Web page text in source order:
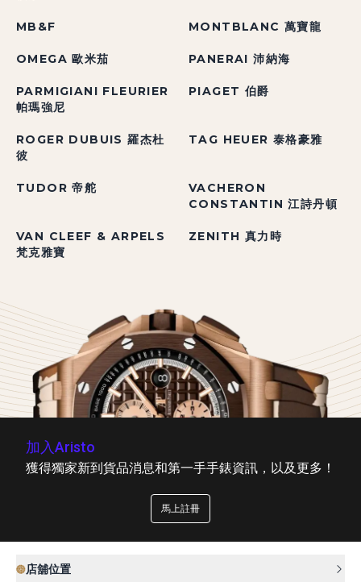
MB&F MONTBLANC 萬寶龍
OMEGA 歐米茄 PANERAI 沛納海
PARMIGIANI FLEURIER
帕瑪強尼
PIAGET 伯爵
ROGER DUBUIS 羅杰杜
彼
TAG HEUER 泰格豪雅
TUDOR 帝舵
VACHERON
CONSTANTIN 江詩丹頓
VAN CLEEF & ARPELS
梵克雅寶
ZENITH 真力時
加入Aristo
獲得獨家新到貨品消息和第一手手錶資訊，以及更多！
馬上註冊
店舖位置